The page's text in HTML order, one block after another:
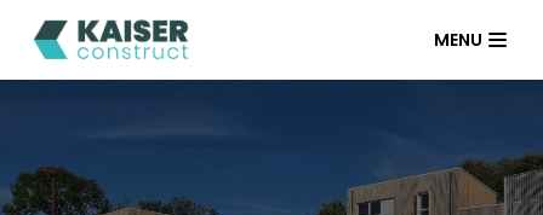
Aller
au
contenu
MENU